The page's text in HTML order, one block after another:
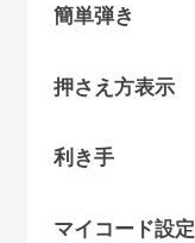
簡単弾き
押さえ方表示
利き手
マイコード設定